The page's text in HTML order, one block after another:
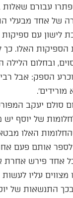
עבורם
של אחד מבעלי
לישון עם
הספיקות האלו.
ובחלום הלילה
הספק: אבל
סולם יעקב
של יוסף יש
שהחלומות האלו
אותם פעם
אחד פירש אחרת
מצווים עליו
התנשאות של